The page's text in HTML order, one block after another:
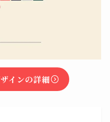
インの詳細